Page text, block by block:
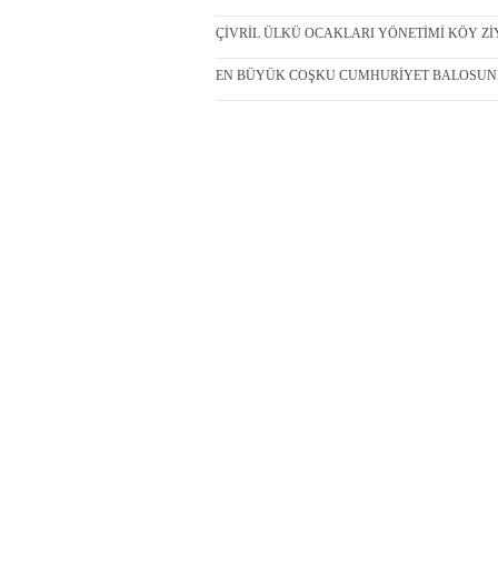
ÇİVRİL ÜLKÜ OCAKLARI YÖNETİMİ KÖY
EN BÜYÜK COŞKU CUMHURİYET